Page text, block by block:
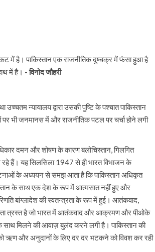
संकट में है। पाकिस्तान एक राजनीतिक दुष्चक्र में फंसा हुआ है
में है। - विनोद जौहरी
न्यायालय द्वारा उसकी पुष्टि के पश्चात पाकिस्तान
पर भी जनमानस में और राजनीतिक पटल पर चर्चा होने लगी
दमन और शोषण के कारण बलोचिस्तान, गिलगित
रहे हैं। यह सिलसिला 1947 से ही भारत विभाजन के
के अध्ययन से समझ आता है कि पाकिस्तान अधिकृत
के साथ एक देश के रूप में आत्मसात नहीं हुए और
बांग्लादेश की स्वतन्त्रता के रूप में हुई। आतंकवाद,
त्रस्त है जो भारत में आतंकवाद और आक्रमण और पीओके
मिलने की आवाज़ बुलंद करने लगी है। पाकिस्तान की
ऋण और अनुदानों के लिए दर दर भटकने को विवश कर रही